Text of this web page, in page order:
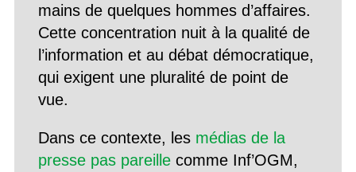
mains de quelques hommes d’affaires.
Cette concentration nuit à la qualité de
l’information et au débat démocratique,
qui exigent une pluralité de point de
vue.
Dans ce contexte, les médias de la
presse pas pareillecomme Inf’OGM,